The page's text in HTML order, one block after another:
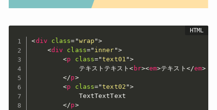
<div class= "wrap ">
<div class=" inner ">
<p class="text01 ">
            テキストテキスト
< br><em>テキスト </em>
</p>
<p class="text02 ">
            TextTextText
</p>